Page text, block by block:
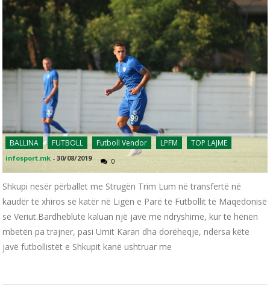
BALLINA FUTBOLL Futboll Vendor LPFM TOP LAJME
infosport.mk -30/08/2019 0
Shkupi nesër përballet me Strugën Trim Lum në transfertë në
kaudër të xhiros së katër në Ligën e Parë të Futbollit të Maqedonisë
së Veriut.Bardheblutë kaluan një javë me ndryshime, kur të hënën
mbetën pa trajner, pasi Umit Karan dha dorëheqje, ndërsa këtë
javë futbollistët e Shkupit kanë ushtruar me